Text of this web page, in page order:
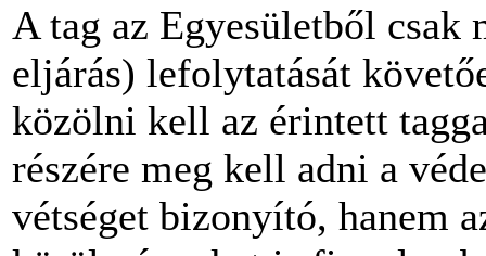
A tag az Egyesületből
eljárás) lefolytatását
közölni kell az érintett
részére meg kell adni a
vétséget bizonyító, hanem